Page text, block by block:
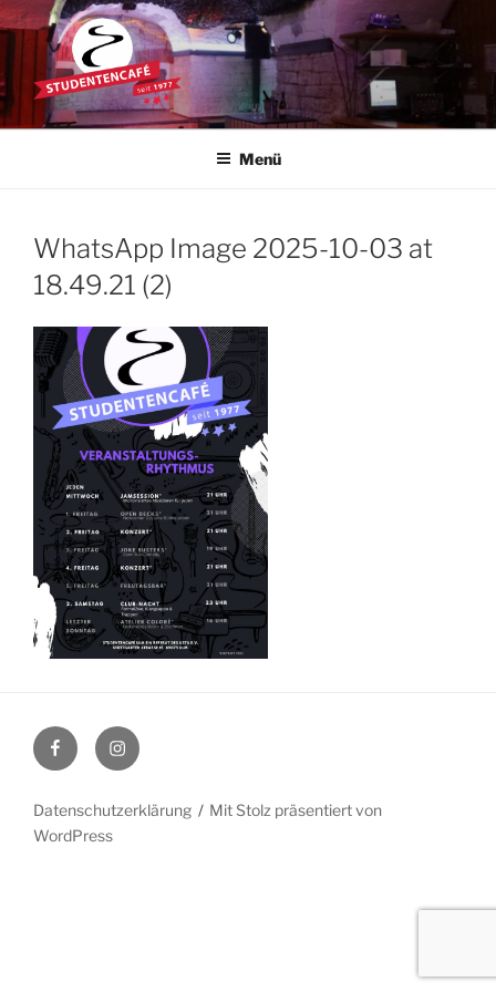
Zum
Inhalt
springen
STUDENTENCAFÉ
Die Kultkneipe in Ulm seit 1977
Menü
WhatsApp Image 2025-10-03 at
18.49.21 (2)
FacebookInstagram
Datenschutzerklärung
Mit Stolz präsentiert von
WordPress